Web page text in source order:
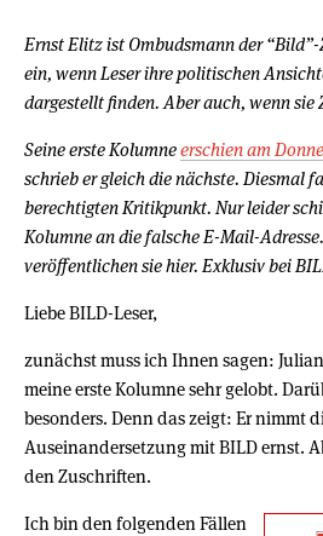
Ernst Elitz ist Ombudsmann der
ein, wenn Leser ihre politischen
dargestellt finden. Aber auch, wenn sie
Seine erste Kolumneerschien am
schrieb er gleich die nächste. Diesmal
berechtigten Kritikpunkt. Nur leider
Kolumne an die falsche E-Mail-
veröffentlichen sie hier. Exklusiv bei
Liebe BILD-Leser,
zunächst muss ich Ihnen sagen:
meine erste Kolumne sehr gelobt.
besonders. Denn das zeigt: Er nimmt
Auseinandersetzung mit BILD ernst.
den Zuschriften.
Ich bin den folgenden Fällen